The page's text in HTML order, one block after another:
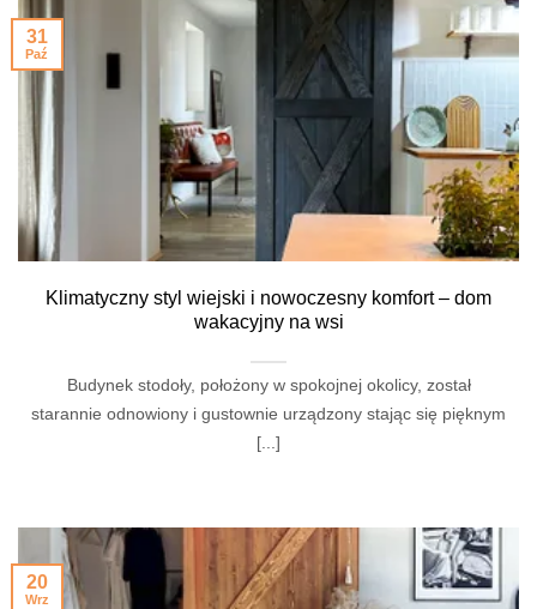
Klimatyczny styl wiejski i nowoczesny komfort – dom
wakacyjny na wsi
Budynek stodoły, położony w spokojnej okolicy, został
starannie odnowiony i gustownie urządzony stając się pięknym
[...]
31
Paź
20
Wrz